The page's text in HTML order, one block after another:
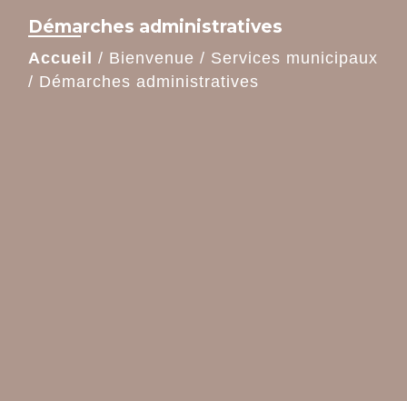
Démarches administratives
Accueil / Bienvenue / Services municipaux
/ Démarches administratives